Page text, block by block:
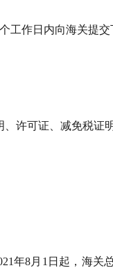
工作日内向海关提交
许可证、减免税证
年8月1日起，海